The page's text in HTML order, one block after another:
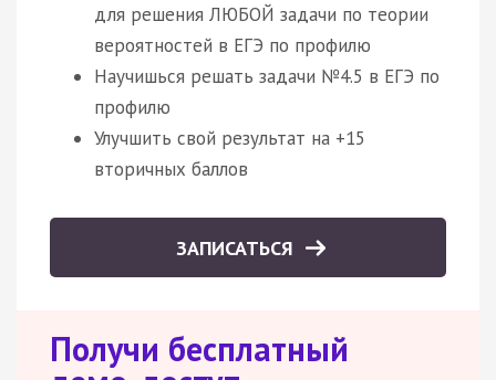
для решения ЛЮБОЙ задачи по теории
вероятностей в ЕГЭ по профилю
Научишься решать задачи №4.5 в ЕГЭ по
профилю
Улучшить свой результат на +15
вторичных баллов
ЗАПИСАТЬСЯ
Получи бесплатный